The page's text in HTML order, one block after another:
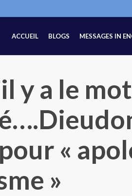
ACCUEIL BLOGS MESSAGES IN
y a le
«
»